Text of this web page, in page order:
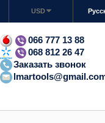
USD
066 777 13 88
068 812 26 47
Заказать звонок